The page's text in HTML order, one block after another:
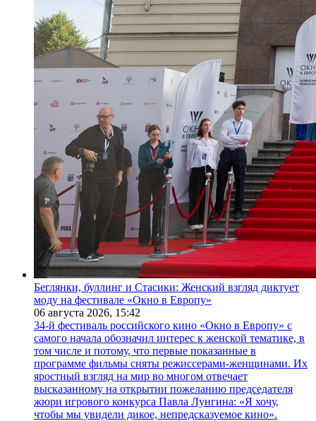
Беглянки, буллинг и Стасики: Женский взгляд диктует
моду на фестивале «Окно в Европу»
06 августа 2026, 15:42
34-й фестиваль российского кино «Окно в Европу» с
самого начала обозначил интерес к женской тематике, в
том числе и потому, что первые показанные в
программе фильмы сняты режиссерами-женщинами. Их
яростный взгляд на мир во многом отвечает
высказанному на открытии пожеланию председателя
жюри игрового конкурса Павла Лунгина: «Я хочу,
чтобы мы увидели дикое, непредсказуемое кино».